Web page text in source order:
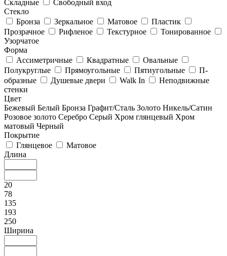
Складные
Свободный вход
Стекло
Бронза
Зеркальное Матовое
Пластик
Прозрачное
Рифленое Текстурное
Тонированное
Узорчатое
Форма
Ассиметричные
Квадратные
Овальные
Полукруглые
Прямоугольные Пятиугольные
П-
образные
Душевые двери Walk In
Неподвижные
стенки
Цвет
Бежевый Белый Бронза Графит/Сталь Золото Никель/Сатин
Розовое золото Серебро Серый Хром глянцевый Хром
матовый Черный
Покрытие
Глянцевое
Матовое
Длина
20
78
135
193
250
Ширина